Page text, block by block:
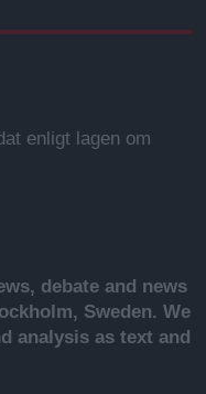
enligt lagen om
debate and news
Sweden. We
analysis as text and